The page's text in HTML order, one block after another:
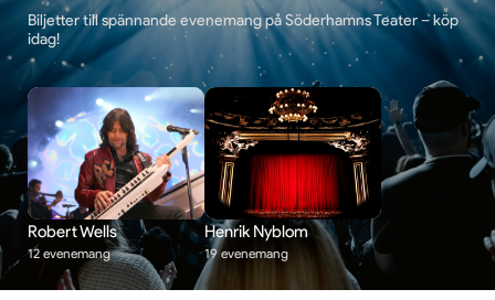
Biljetter till spännande evenemang på Söderhamns Teater – köp
idag!
Robert Wells
12 evenemang
Henrik Nyblom
19 evenemang